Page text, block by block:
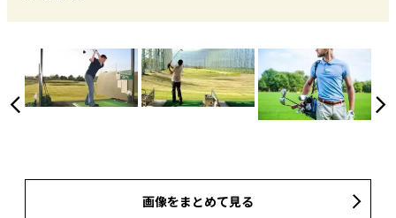
画像をまとめて見る